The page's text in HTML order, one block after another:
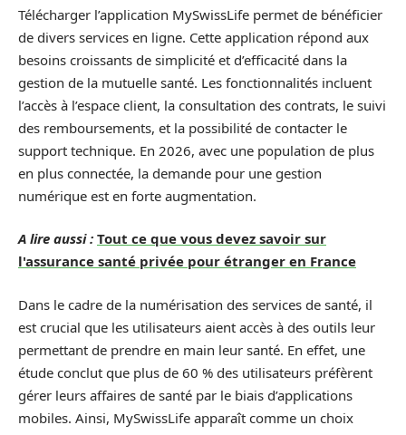
Télécharger l’application MySwissLife permet de bénéficier
de divers services en ligne. Cette application répond aux
besoins croissants de simplicité et d’efficacité dans la
gestion de la mutuelle santé. Les fonctionnalités incluent
l’accès à l’espace client, la consultation des contrats, le suivi
des remboursements, et la possibilité de contacter le
support technique. En 2026, avec une population de plus
en plus connectée, la demande pour une gestion
numérique est en forte augmentation.
A lire aussi : Tout ce que vous devez savoir sur
l'assurance santé privée pour étranger en France
Dans le cadre de la numérisation des services de santé, il
est crucial que les utilisateurs aient accès à des outils leur
permettant de prendre en main leur santé. En effet, une
étude conclut que plus de 60 % des utilisateurs préfèrent
gérer leurs affaires de santé par le biais d’applications
mobiles. Ainsi, MySwissLife apparaît comme un choix